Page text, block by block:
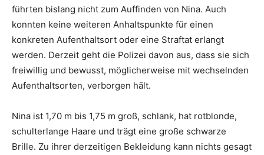
führten bislang nicht zum Auffinden von Nina. Auch
konnten keine weiteren Anhaltspunkte für einen
konkreten Aufenthaltsort oder eine Straftat erlangt
werden. Derzeit geht die Polizei davon aus, dass sie sich
freiwillig und bewusst, möglicherweise mit wechselnden
Aufenthaltsorten, verborgen hält.
Nina ist 1,70 m bis 1,75 m groß, schlank, hat rotblonde,
schulterlange Haare und trägt eine große schwarze
Brille. Zu ihrer derzeitigen Bekleidung kann nichts gesagt